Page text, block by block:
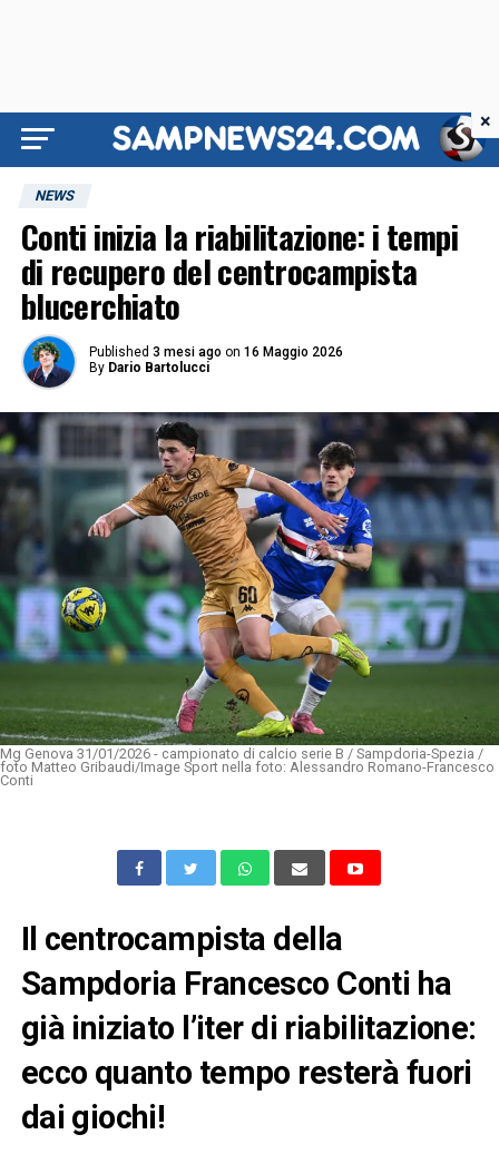
NEWS
Conti inizia la riabilitazione: i tempi
di recupero del centrocampista
blucerchiato
Published 3 mesi ago on 16 Maggio 2026
By Dario Bartolucci
Mg Genova 31/01/2026 - campionato di calcio serie B / Sampdoria-Spezia /
foto Matteo Gribaudi/Image Sport nella foto: Alessandro Romano-Francesco
Conti
Il centrocampista della
Sampdoria Francesco Conti ha
già iniziato l’iter di riabilitazione:
ecco quanto tempo resterà fuori
dai giochi!
×